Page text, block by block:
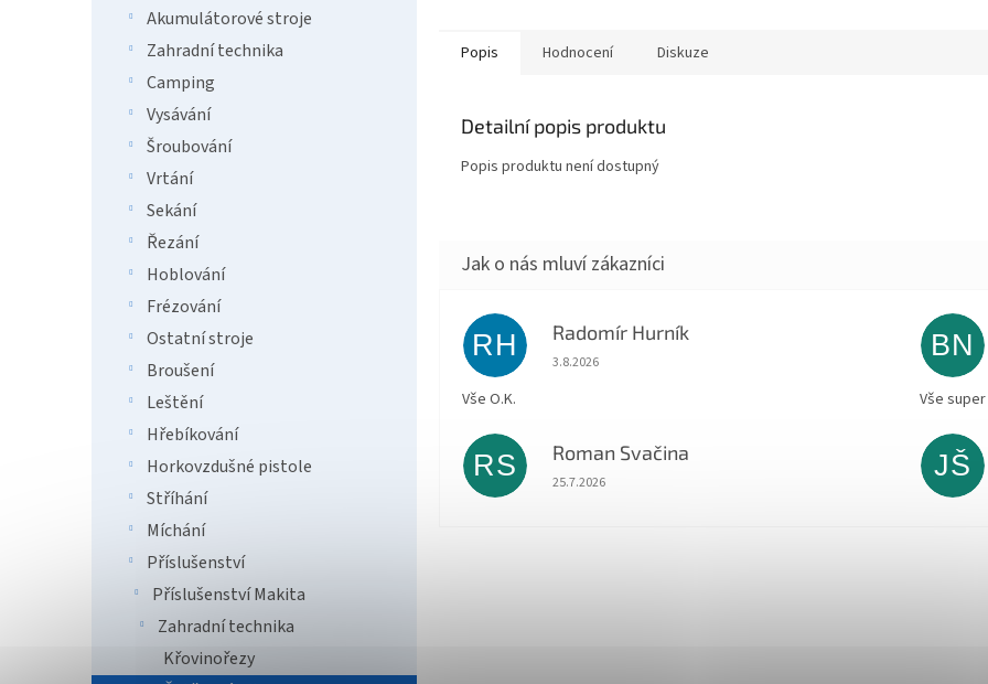
Akumulátorové stroje
Zahradní technika
Camping
Vysávání
Šroubování
Vrtání
Sekání
Řezání
Hoblování
Frézování
Ostatní stroje
Broušení
Leštění
Hřebíkování
Horkovzdušné pistole
Stříhání
Míchání
Příslušenství
Příslušenství Makita
Zahradní technika
Křovinořezy
Popis Hodnocení Diskuze
Detailní popis produktu
Popis produktu není dostupný
RH Radomír Hurník
Hodnocení obchodu je 5 z 5 hvězdiček.
3.8.2026
Vše O.K.
BN
Vše
RS Roman Svačina
Hodnocení obchodu je 5 z 5 hvězdiček.
25.7.2026
JŠ